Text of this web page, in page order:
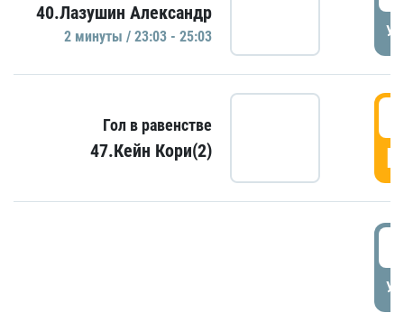
40.Лазушин Александр
2 минуты / 23:03 - 25:03
Гол в равенстве
47.Кейн Кори(2)